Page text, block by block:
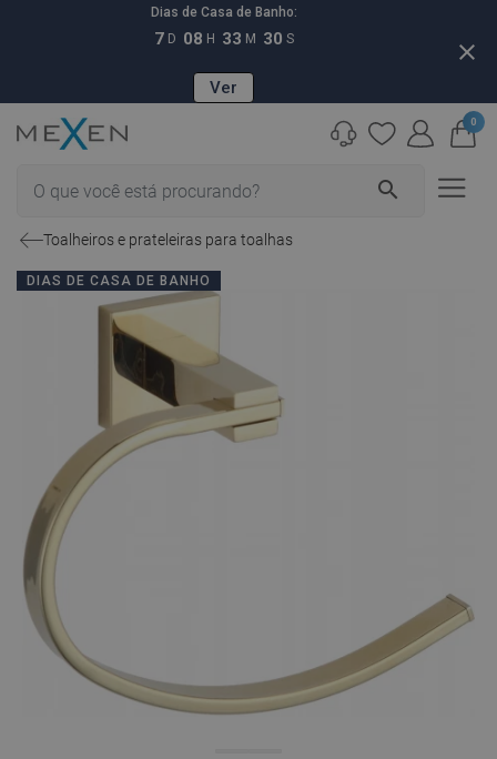
Dias de Casa de Banho:
7 D 08 H 33 M 29 S
Ver
close
search
0
Toalheiros e prateleiras para toalhas
DIAS DE CASA DE BANHO